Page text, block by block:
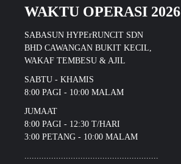
WAKTU OPERASI 2026
SABASUN HYPErRUNCIT SDN
BHD CAWANGAN BUKIT KECIL,
WAKAF TEMBESU & AJIL
SABTU - KHAMIS
8:00 PAGI - 10:00 MALAM
JUMAAT
8:00 PAGI - 12:30 T/HARI
3:00 PETANG - 10:00 MALAM